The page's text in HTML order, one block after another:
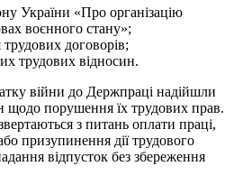
України «Про організацію
воєнного стану»;
договорів;
трудових відносин.
війни до Держпраці надійшли
щодо порушення їх трудових прав.
з питань оплати праці,
призупинення дії трудового
відпусток без збереження